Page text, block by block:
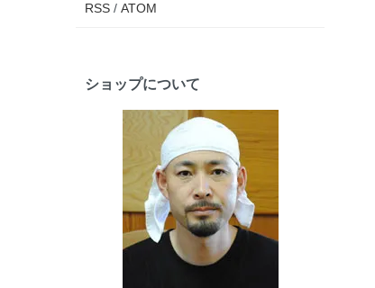
RSS / ATOM
ショップについて